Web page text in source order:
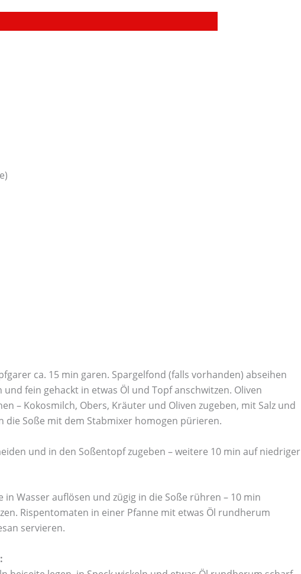
ca. 15 min garen. Spargelfond (falls vorhanden) abseihen
fein gehackt in etwas Öl und Topf anschwitzen. Oliven
– Kokosmilch, Obers, Kräuter und Oliven zugeben, mit Salz und
die Soße mit dem Stabmixer homogen pürieren.
und in den Soßentopf zugeben – weitere 10 min auf niedriger
Wasser auflösen und zügig in die Soße rühren – 10 min
Rispentomaten in einer Pfanne mit etwas Öl rundherum
servieren.